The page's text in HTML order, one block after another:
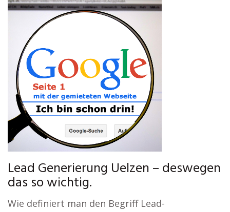
Lead Generierung Uelzen – deswegen
das so wichtig.
Wie definiert man den Begriff Lead-